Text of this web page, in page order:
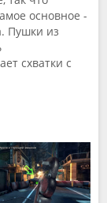
основное -
Пушки из
схватки с